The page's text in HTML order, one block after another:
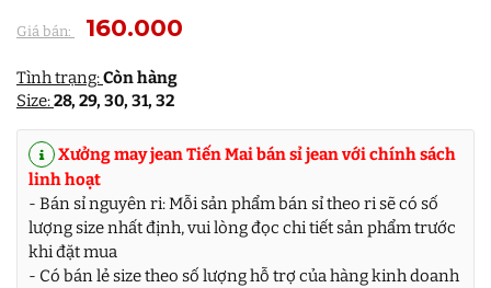
Giá bán: 160.000
Tình trạng:Còn hàng
Size:28, 29, 30, 31, 32
Xưởng may jean Tiến Mai bán sỉ jean với chính sách
linh hoạt
- Bán sỉ nguyên ri: Mỗi sản phẩm bán sỉ theo ri sẽ có số
lượng size nhất định, vui lòng đọc chi tiết sản phẩm trước
khi đặt mua
- Có bán lẻ size theo số lượng hỗ trợ của hàng kinh doanh